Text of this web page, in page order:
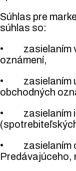
Súhlas pre
súhlas so:
• zasielaním
oznámení,
• zasielaním
obchodných
• zasielaním
• zasielaním
Predávajúceho,